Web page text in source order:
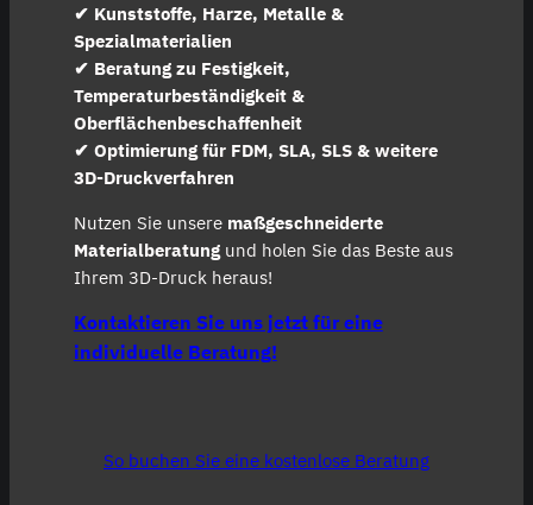
✔ Kunststoffe, Harze, Metalle &
Spezialmaterialien
✔ Beratung zu Festigkeit,
Temperaturbeständigkeit &
Oberflächenbeschaffenheit
✔ Optimierung für FDM, SLA, SLS & weitere
3D-Druckverfahren
Nutzen Sie unsere maßgeschneiderte
Materialberatungund holen Sie das Beste aus
Ihrem 3D-Druck heraus!
Kontaktieren Sie uns jetzt für eine
individuelle Beratung!
So buchen Sie eine kostenlose Beratung